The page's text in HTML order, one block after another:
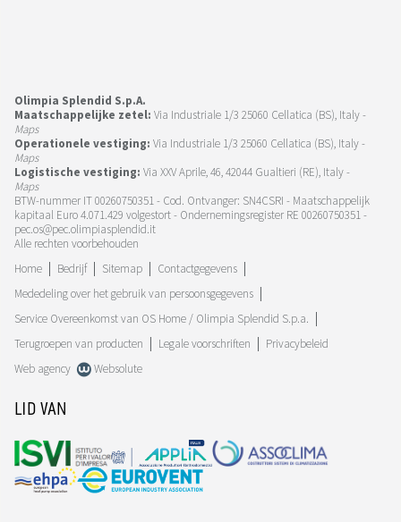
Olimpia Splendid S.p.A.
Maatschappelijke zetel: Via Industriale 1/3 25060 Cellatica (BS), Italy -
Maps
Operationele vestiging: Via Industriale 1/3 25060 Cellatica (BS), Italy -
Maps
Logistische vestiging: Via XXV Aprile, 46, 42044 Gualtieri (RE), Italy -
Maps
BTW-nummer IT 00260750351 - Cod. Ontvanger: SN4CSRI - Maatschappelijk
kapitaal Euro 4.071.429 volgestort - Ondernemingsregister RE 00260750351 -
pec.os@pec.olimpiasplendid.it
Alle rechten voorbehouden
Home
Bedrijf Sitemap
Contactgegevens
Mededeling over het gebruik van persoonsgegevens
Service Overeenkomst van OS Home / Olimpia Splendid S.p.a.
Terugroepen van producten
Legale voorschriften
Privacybeleid
Web agency
Websolute
LID VAN